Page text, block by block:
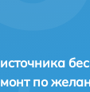
источника
по